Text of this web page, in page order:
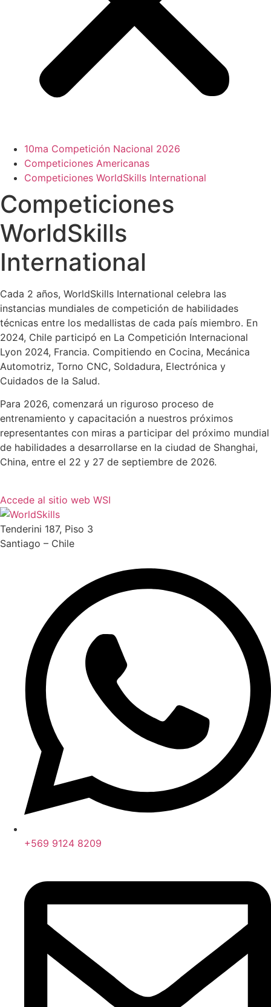
10ma Competición Nacional 2026
Competiciones Americanas
Competiciones WorldSkills International
Competiciones
WorldSkills
International
Cada 2 años, WorldSkills International celebra las
instancias mundiales de competición de habilidades
técnicas entre los medallistas de cada país miembro. En
2024, Chile participó en La Competición Internacional
Lyon 2024, Francia. Compitiendo en Cocina, Mecánica
Automotriz, Torno CNC, Soldadura, Electrónica y
Cuidados de la Salud.
Para 2026, comenzará un riguroso proceso de
entrenamiento y capacitación a nuestros próximos
representantes con miras a participar del próximo mundial
de habilidades a desarrollarse en la ciudad de Shanghai,
China, entre el 22 y 27 de septiembre de 2026.
Accede al sitio web WSI
Tenderini 187, Piso 3
Santiago – Chile
+569 9124 8209